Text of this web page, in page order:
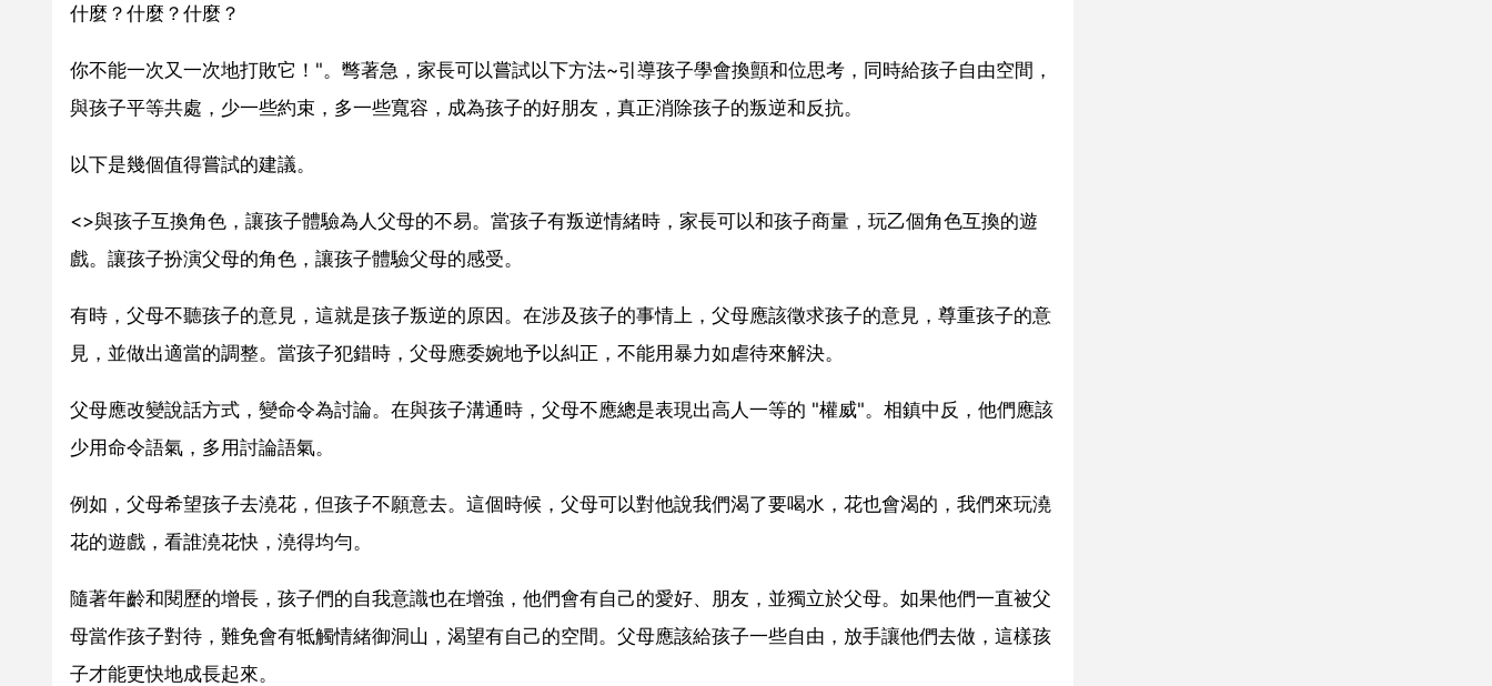
什麼？什麼？什麼？
你不能一次又一次地打敗它！"。彆著急，家長可以嘗試以下方法~引導孩子學會換顫和位思考，同時給孩子自由空間，
與孩子平等共處，少一些約束，多一些寬容，成為孩子的好朋友，真正消除孩子的叛逆和反抗。
以下是幾個值得嘗試的建議。
<>與孩子互換角色，讓孩子體驗為人父母的不易。當孩子有叛逆情緒時，家長可以和孩子商量，玩乙個角色互換的遊
戲。讓孩子扮演父母的角色，讓孩子體驗父母的感受。
有時，父母不聽孩子的意見，這就是孩子叛逆的原因。在涉及孩子的事情上，父母應該徵求孩子的意見，尊重孩子的意
見，並做出適當的調整。當孩子犯錯時，父母應委婉地予以糾正，不能用暴力如虐待來解決。
父母應改變說話方式，變命令為討論。在與孩子溝通時，父母不應總是表現出高人一等的 "權威"。相鎮中反，他們應該
少用命令語氣，多用討論語氣。
例如，父母希望孩子去澆花，但孩子不願意去。這個時候，父母可以對他說我們渴了要喝水，花也會渴的，我們來玩澆
花的遊戲，看誰澆花快，澆得均勻。
隨著年齡和閱歷的增長，孩子們的自我意識也在增強，他們會有自己的愛好、朋友，並獨立於父母。如果他們一直被父
母當作孩子對待，難免會有牴觸情緒御洞山，渴望有自己的空間。父母應該給孩子一些自由，放手讓他們去做，這樣孩
子才能更快地成長起來。